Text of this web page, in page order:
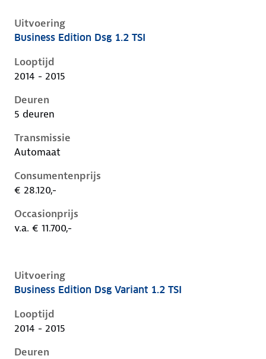
Uitvoering
Volkswagen Golf vii, 1.2 tsi, 77 kW, Benzine, 5 deuren
Business Edition Dsg 1.2 TSI
Looptijd
2014 - 2015
Deuren
5 deuren
Transmissie
Automaat
Consumentenprijs
€ 28.120,-
Occasionprijs
v.a. € 11.700,-
Uitvoering
Volkswagen Golf vii, variant 1.2 tsi, 77 kW, Benzine,
Business Edition Dsg Variant 1.2 TSI
Looptijd
2014 - 2015
Deuren